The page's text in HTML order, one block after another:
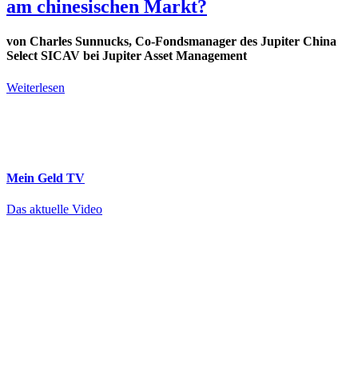
am chinesischen Markt?
von Charles Sunnucks, Co-Fondsmanager des Jupiter China
Select SICAV bei Jupiter Asset Management
Weiterlesen
Mein Geld TV
Das aktuelle Video